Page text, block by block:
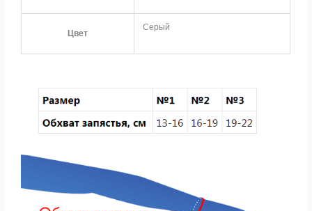
Цвет
Серый